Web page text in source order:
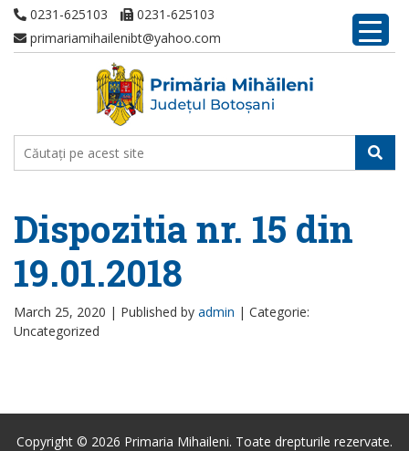
0231-625103
0231-625103
primariamihailenibt@yahoo.com
Dispozitia nr. 15 din
19.01.2018
March 25, 2020 | Published by admin | Categorie:
Uncategorized
Copyright © 2026 Primaria Mihaileni. Toate drepturile rezervate.